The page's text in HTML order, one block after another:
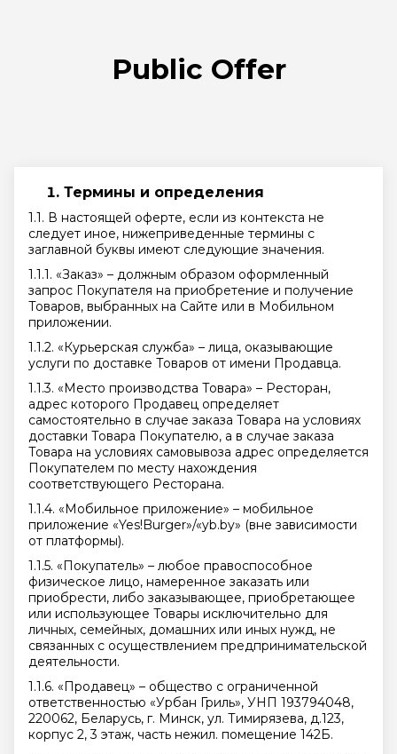
Public Offer
Термины и определения
1.1. В настоящей оферте, если из контекста не
следует иное, нижеприведенные термины с
заглавной буквы имеют следующие значения.
1.1.1. «Заказ» – должным образом оформленный
запрос Покупателя на приобретение и получение
Товаров, выбранных на Сайте или в Мобильном
приложении.
1.1.2. «Курьерская служба» – лица, оказывающие
услуги по доставке Товаров от имени Продавца.
1.1.3. «Место производства Товара» – Ресторан,
адрес которого Продавец определяет
самостоятельно в случае заказа Товара на условиях
доставки Товара Покупателю, а в случае заказа
Товара на условиях самовывоза адрес определяется
Покупателем по месту нахождения
соответствующего Ресторана.
1.1.4. «Мобильное приложение» – мобильное
приложение «Yes!Burger»/«yb.by» (вне зависимости
от платформы).
1.1.5. «Покупатель» – любое правоспособное
физическое лицо, намеренное заказать или
приобрести, либо заказывающее, приобретающее
или использующее Товары исключительно для
личных, семейных, домашних или иных нужд, не
связанных с осуществлением предпринимательской
деятельности.
1.1.6. «Продавец» – общество с ограниченной
ответственностью «Урбан Гриль», УНП 193794048,
220062, Беларусь, г. Минск, ул. Тимирязева, д.123,
корпус 2, 3 этаж, часть нежил. помещение 142Б.